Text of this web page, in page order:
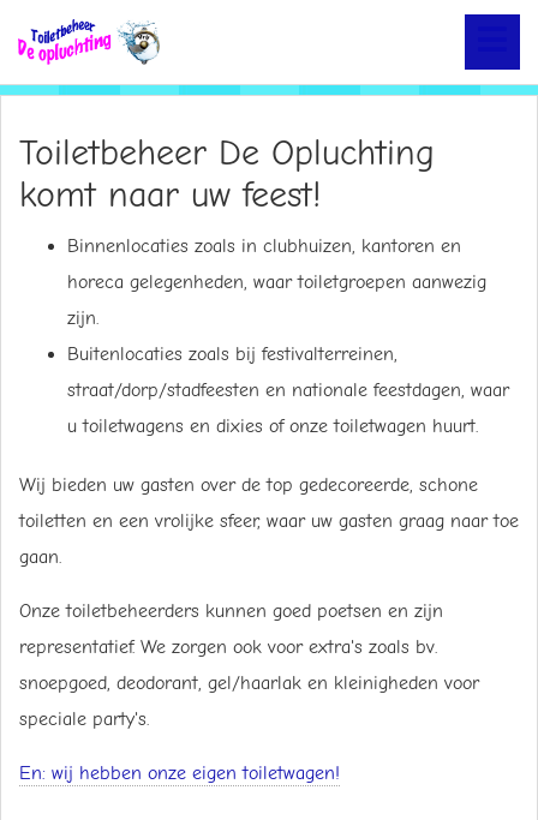
Toiletbeheer De Opluchting
komt naar uw feest!
Binnenlocaties zoals in clubhuizen, kantoren en
horeca gelegenheden, waar toiletgroepen aanwezig
zijn.
Buitenlocaties zoals bij festivalterreinen,
straat/dorp/stadfeesten en nationale feestdagen, waar
u toiletwagens en dixies of onze toiletwagen huurt.
Wij bieden uw gasten over de top gedecoreerde, schone
toiletten en een vrolijke sfeer, waar uw gasten graag naar toe
gaan.
Onze toiletbeheerders kunnen goed poetsen en zijn
representatief. We zorgen ook voor extra's zoals bv.
snoepgoed, deodorant, gel/haarlak en kleinigheden voor
speciale party's.
En: wij hebben onze eigen toiletwagen!